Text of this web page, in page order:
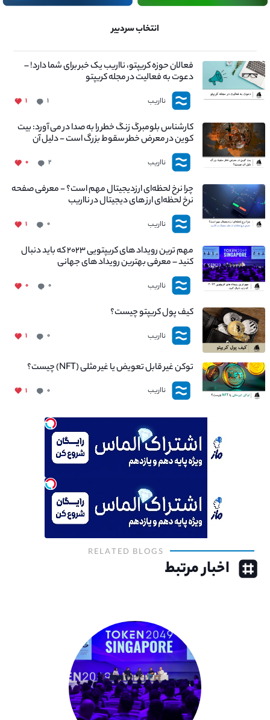
انتخاب سردبیر
فعالان حوزه کریپتو، نااریب یک خبر برای شما دارد! –
دعوت به فعالیت در مجله کریپتو
نااریب ۱ ۱
کارشناس بلومبرگ زنگ خطر را به صدا در می آورد: بیت
کوین در معرض خطر سقوط بزرگ است - دلیل آن
چیست؟
نااریب ۲ ۰
چرا نرخ لحظه‌ای ارزدیجیتال مهم است؟ - معرفی صفحه
نرخ لحظه‌ای ارز های دیجیتال در نااریب
نااریب ۰ ۱
مهم ترین رویداد های کریپتویی ۲۰۲۳ که باید دنبال
کنید – معرفی بهترین رویداد های جهانی
نااریب ۰ ۰
کیف پول کریپتو چیست؟
نااریب ۰ ۱
توکن غیر قابل تعویض یا غیر مثلی (NFT) چیست؟
نااریب ۰ ۱
RELATED BLOGS
اخبار مرتبط